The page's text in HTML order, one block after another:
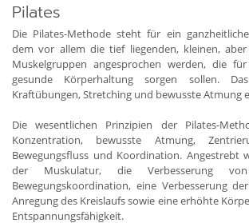
Pilates
Die Pilates-Methode steht für ein
dem vor allem die tief liegenden, kleinen, aber
Muskelgruppen angesprochen werden, die
gesunde Körperhaltung sorgen sollen.
Kraftübungen, Stretching und bewusste Atmung
Die wesentlichen Prinzipien der Pilates-
Konzentration, bewusste Atmung,
Bewegungsfluss und Koordination. Angestrebt
der Muskulatur, die Verbesserung
Bewegungskoordination, eine Verbesserung
Anregung des Kreislaufs sowie eine erhöhte
Entspannungsfähigkeit.